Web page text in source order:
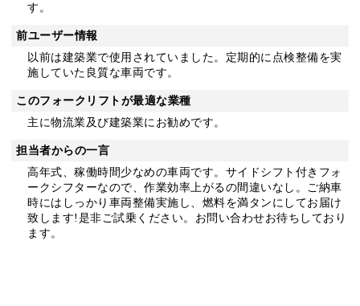
す。
前ユーザー情報
以前は建築業で使用されていました。定期的に点検整備を実
施していた良質な車両です。
このフォークリフトが最適な業種
主に物流業及び建築業にお勧めです。
担当者からの一言
高年式、稼働時間少なめの車両です。サイドシフト付きフォ
ークシフターなので、作業効率上がるの間違いなし。ご納車
時にはしっかり車両整備実施し、燃料を満タンにしてお届け
致します!是非ご試乗ください。お問い合わせお待ちしており
ます。